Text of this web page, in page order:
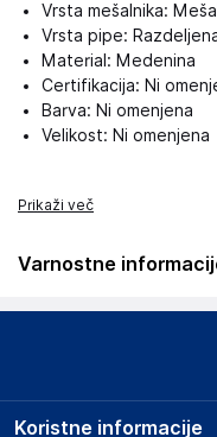
Vrsta mešalnika:
Vrsta pipe:
Material: Medenina
Certifikacija: Ni
Barva: Ni omenjena
Velikost: Ni omenjena
Prikaži več
Varnostne
Podatki o proizvajalcu
Koristne informacije